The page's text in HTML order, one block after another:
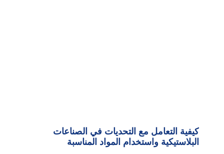
كيفية التعامل مع التحديات في الصناعات
البلاستيكية واستخدام المواد المناسبة